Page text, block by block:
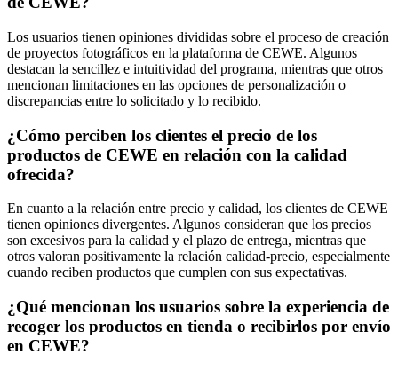
Los usuarios tienen opiniones divididas sobre el proceso de creación
de proyectos fotográficos en la plataforma de CEWE. Algunos
destacan la sencillez e intuitividad del programa, mientras que otros
mencionan limitaciones en las opciones de personalización o
discrepancias entre lo solicitado y lo recibido.
¿Cómo perciben los clientes el precio de los
productos de CEWE en relación con la calidad
ofrecida?
En cuanto a la relación entre precio y calidad, los clientes de CEWE
tienen opiniones divergentes. Algunos consideran que los precios
son excesivos para la calidad y el plazo de entrega, mientras que
otros valoran positivamente la relación calidad-precio, especialmente
cuando reciben productos que cumplen con sus expectativas.
¿Qué mencionan los usuarios sobre la experiencia de
recoger los productos en tienda o recibirlos por envío
en CEWE?